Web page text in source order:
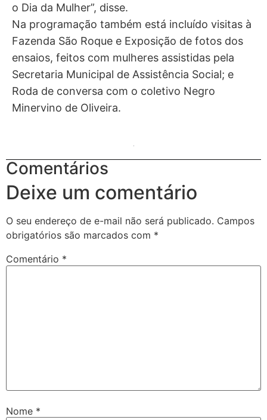
o Dia da Mulher”, disse.
Na programação também está incluído visitas à
Fazenda São Roque e Exposição de fotos dos
ensaios, feitos com mulheres assistidas pela
Secretaria Municipal de Assistência Social; e
Roda de conversa com o coletivo Negro
Minervino de Oliveira.
Comentários
Deixe um comentário
O seu endereço de e-mail não será publicado. Campos
obrigatórios são marcados com *
Comentário *
Nome *